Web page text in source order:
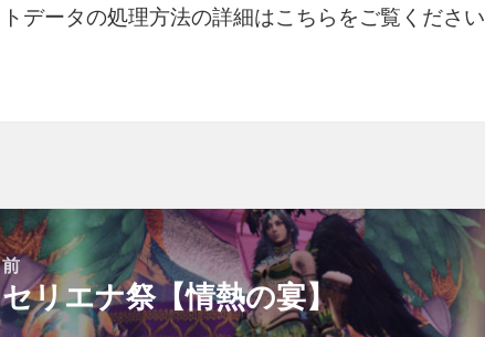
トデータの処理方法の詳細はこちらをご覧ください
前
前
の
セリエナ祭【情熱の宴】